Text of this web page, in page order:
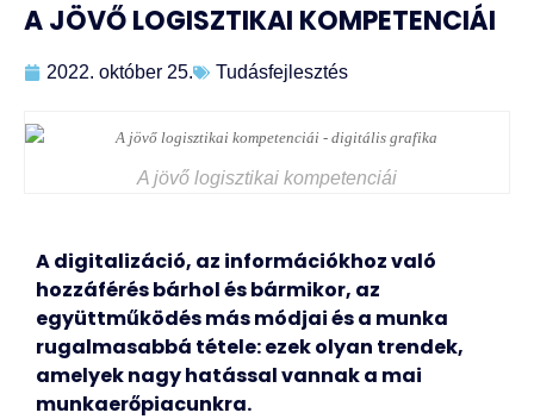
A JÖVŐ LOGISZTIKAI KOMPETENCIÁI
2022. október 25. Tudásfejlesztés
A jövő logisztikai kompetenciái
A digitalizáció, az információkhoz való
hozzáférés bárhol és bármikor, az
együttműködés más módjai és a munka
rugalmasabbá tétele: ezek olyan trendek,
amelyek nagy hatással vannak a mai
munkaerőpiacunkra.